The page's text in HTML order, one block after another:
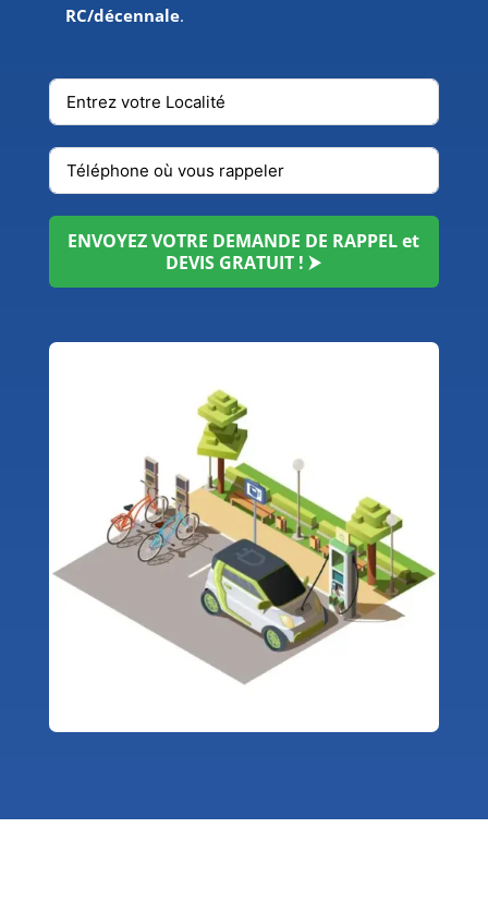
RC/décennale.
ENVOYEZ VOTRE DEMANDE DE RAPPEL et
DEVIS GRATUIT ! ⮞